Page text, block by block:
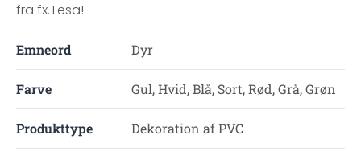
fra fx.Tesa!
Emneord Dyr
Farve Gul, Hvid, Blå, Sort, Rød, Grå, Grøn
Produkttype Dekoration af PVC